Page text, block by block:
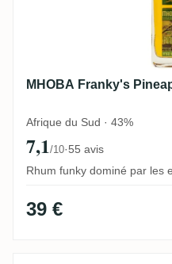
MHOBA Franky's
Afrique du Sud · 43%
7,1/10·55 avis
Rhum funky dominé par les
39 €